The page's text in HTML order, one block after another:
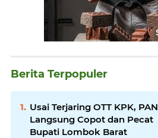
Berita Terpopuler
Usai Terjaring OTT KPK, PAN
Langsung Copot dan Pecat
Bupati Lombok Barat